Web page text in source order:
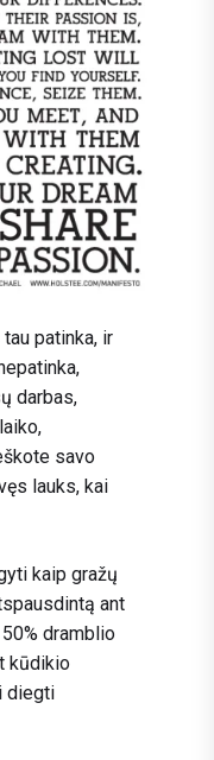
patinka, ir
darbas,
savo
lauks, kai
kaip gražų
ant
dramblio
kūdikio
diegti